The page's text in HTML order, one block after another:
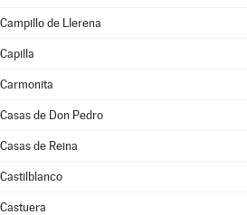
Campillo de Llerena
Capilla
Carmonita
Casas de Don Pedro
Casas de Reina
Castilblanco
Castuera